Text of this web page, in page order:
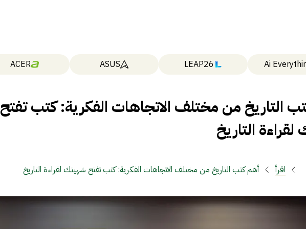
Ai
LEAP26
ASUS
ACER
التاريخ من مختلف الاتجاهات الفكرية: كتب تفتح
التاريخ
اقرأ أهم كتب التاريخ من مختلف الاتجاهات الفكرية: كتب تفتح شهيتك لقراءة التاريخ